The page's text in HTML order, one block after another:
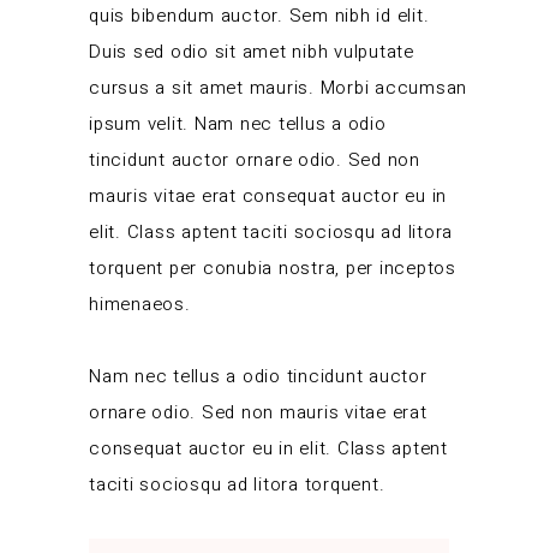
quis bibendum auctor. Sem nibh id elit.
Duis sed odio sit amet nibh vulputate
cursus a sit amet mauris. Morbi accumsan
ipsum velit. Nam nec tellus a odio
tincidunt auctor ornare odio. Sed non
mauris vitae erat consequat auctor eu in
elit. Class aptent taciti sociosqu ad litora
torquent per conubia nostra, per inceptos
himenaeos.
Nam nec tellus a odio tincidunt auctor
ornare odio. Sed non mauris vitae erat
consequat auctor eu in elit. Class aptent
taciti sociosqu ad litora torquent.